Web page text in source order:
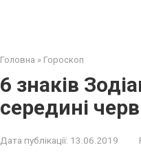
Головна » Гороскоп
6 знаків
середині
Дата публікації: 13.06.2019